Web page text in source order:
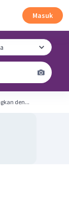
Masuk
den...